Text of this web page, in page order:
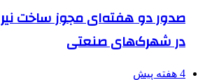
صدور دو هفته‌ای مجوز ساخت
در شهرک‌های صنعتی
4 هفته پیش